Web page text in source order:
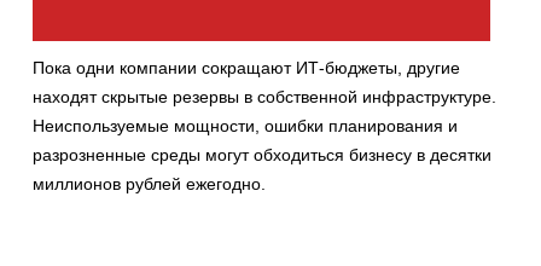
Пока одни компании сокращают ИТ-бюджеты, другие
находят скрытые резервы в собственной инфраструктуре.
Неиспользуемые мощности, ошибки планирования и
разрозненные среды могут обходиться бизнесу в десятки
миллионов рублей ежегодно.